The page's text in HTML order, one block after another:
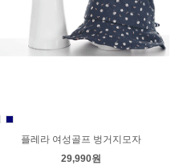
플레라 여성골프 벙거지모자
29,990원